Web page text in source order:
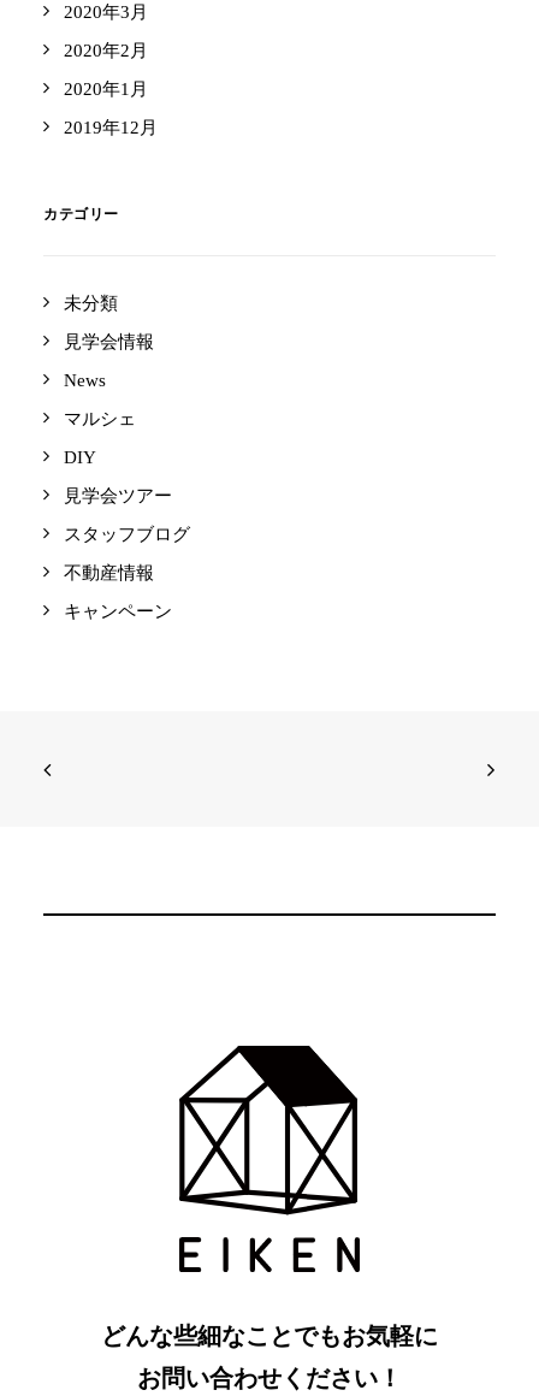
2020年3月
2020年2月
2020年1月
2019年12月
カテゴリー
未分類
見学会情報
News
マルシェ
DIY
見学会ツアー
スタッフブログ
不動産情報
キャンペーン
どんな些細なことでもお気軽に
お問い合わせください！